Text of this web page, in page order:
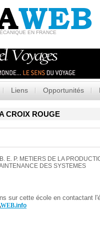
WEB
EN FRANCE
Liens Opportunités
CROIX ROUGE
E. P. METIERS DE LA
DES SYSTEMES
sur cette école en contactant
WEB.info